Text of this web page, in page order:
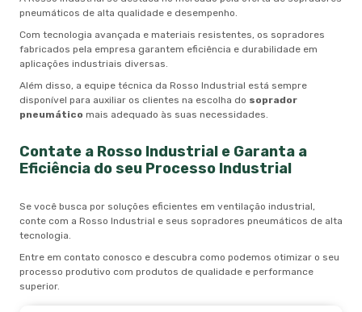
pneumáticos de alta qualidade e desempenho.
Com tecnologia avançada e materiais resistentes, os sopradores
fabricados pela empresa garantem eficiência e durabilidade em
aplicações industriais diversas.
Além disso, a equipe técnica da Rosso Industrial está sempre
disponível para auxiliar os clientes na escolha do soprador
pneumático mais adequado às suas necessidades.
Contate a Rosso Industrial e Garanta a
Eficiência do seu Processo Industrial
Se você busca por soluções eficientes em ventilação industrial,
conte com a Rosso Industrial e seus sopradores pneumáticos de alta
tecnologia.
Entre em contato conosco e descubra como podemos otimizar o seu
processo produtivo com produtos de qualidade e performance
superior.